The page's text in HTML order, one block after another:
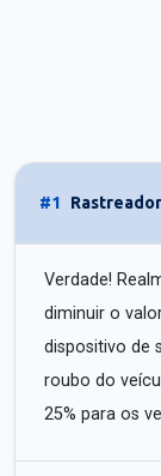
#1
Verdade!
diminuir o
dispositivo de
roubo do
25% para os